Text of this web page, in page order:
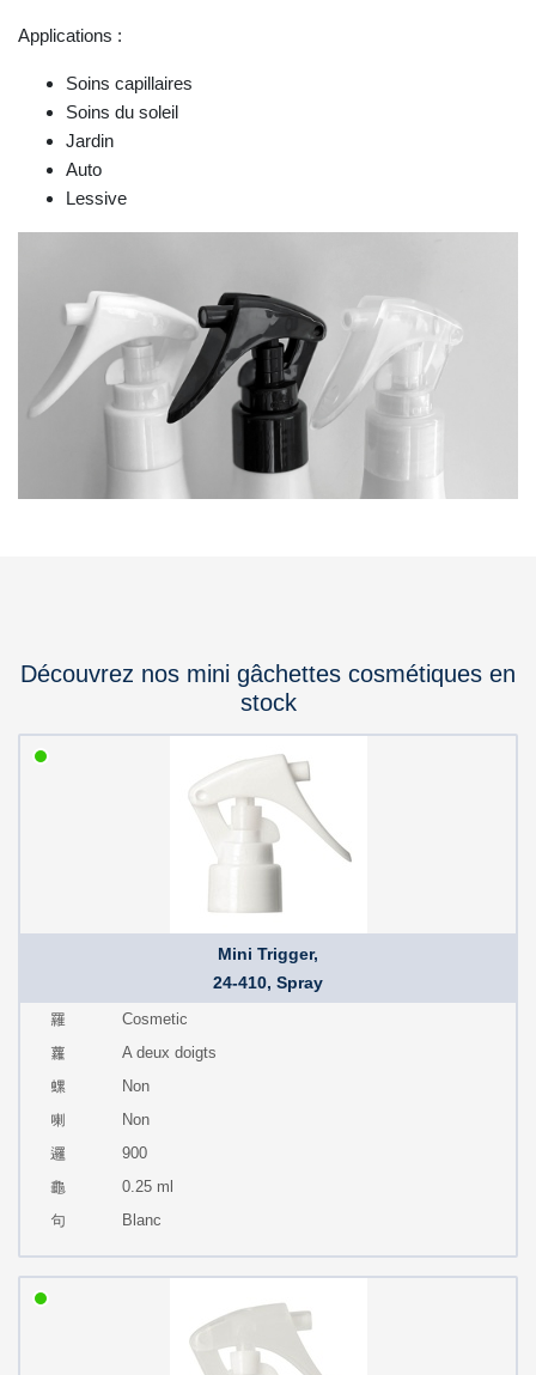
Applications :
Soins capillaires
Soins du soleil
Jardin
Auto
Lessive
Découvrez nos mini gâchettes cosmétiques en
stock
Mini Trigger,
24-410, Spray
Cosmetic
A deux doigts
Non
Non
900
0.25 ml
Blanc